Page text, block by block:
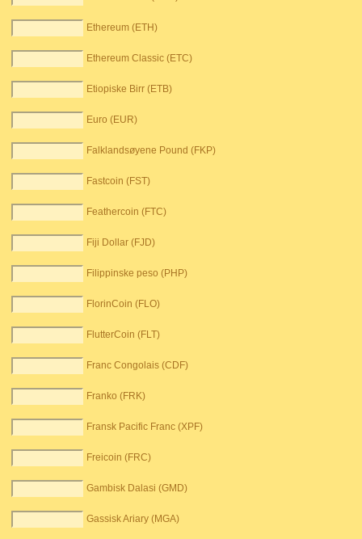
Ethereum (ETH)
Ethereum Classic (ETC)
Etiopiske Birr (ETB)
Euro (EUR)
Falklandsøyene Pound (FKP)
Fastcoin (FST)
Feathercoin (FTC)
Fiji Dollar (FJD)
Filippinske peso (PHP)
FlorinCoin (FLO)
FlutterCoin (FLT)
Franc Congolais (CDF)
Franko (FRK)
Fransk Pacific Franc (XPF)
Freicoin (FRC)
Gambisk Dalasi (GMD)
Gassisk Ariary (MGA)